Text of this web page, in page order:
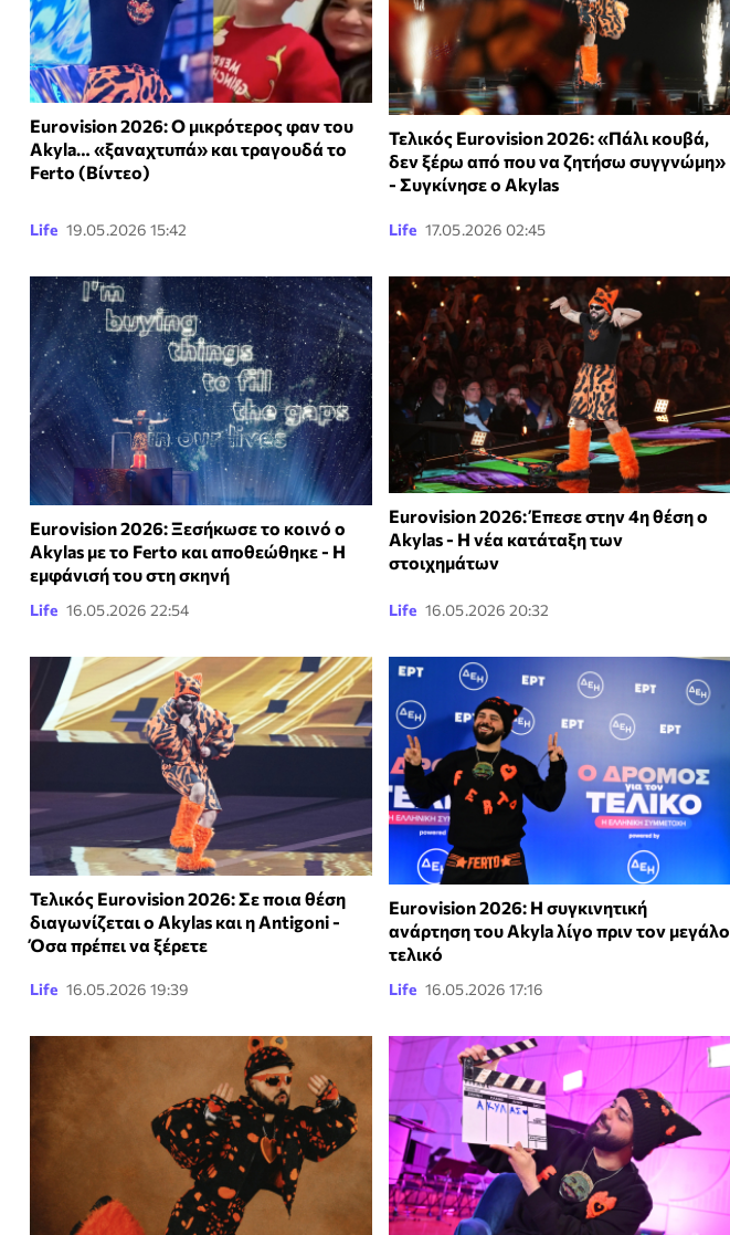
Eurovision 2026: Ο μικρότερος φαν του
Akyla… «ξαναχτυπά» και τραγουδά το
Ferto (Βίντεο)
Life 19.05.2026 15:42
Τελικός Eurovision 2026: «Πάλι κουβά,
δεν ξέρω από που να ζητήσω συγγνώμη»
- Συγκίνησε ο Αkylas
Life 17.05.2026 02:45
Eurovision 2026: Ξεσήκωσε το κοινό ο
Akylas με το Ferto και αποθεώθηκε - Η
εμφάνισή του στη σκηνή
Life 16.05.2026 22:54
Eurovision 2026: Έπεσε στην 4η θέση ο
Akylas - Η νέα κατάταξη των
στοιχημάτων
Life 16.05.2026 20:32
Τελικός Eurovision 2026: Σε ποια θέση
διαγωνίζεται ο Akylas και η Antigoni -
Όσα πρέπει να ξέρετε
Life 16.05.2026 19:39
Eurovision 2026: Η συγκινητική
ανάρτηση του Akyla λίγο πριν τον μεγάλο
τελικό
Life 16.05.2026 17:16